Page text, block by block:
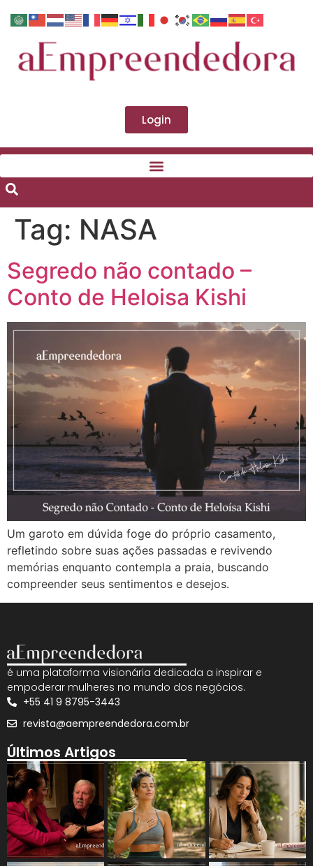
Login
Tag: NASA
Segredo não contado –
Conto de Heloisa Kishi
Um garoto em dúvida foge do próprio casamento,
refletindo sobre suas ações passadas e revivendo
memórias enquanto contempla a praia, buscando
compreender seus sentimentos e desejos.
é uma plataforma visionária dedicada a inspirar e
empoderar mulheres no mundo dos negócios.
+55 41 9 8795-3443
revista@aempreendedora.com.br
Últimos Artigos